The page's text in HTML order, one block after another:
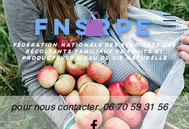
FNSRPE
FÉDÉRATIONNATIONALE DES SYNDICATS DES
RÉCOLTANTS FAMILIAUX DE FRUITS ET
PRODUCTEURSD'EAU DE VIE NATURELLE
pour nous contacter 06 70 59 31 56